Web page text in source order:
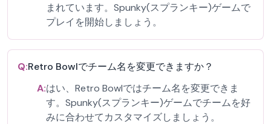
まれています。Spunky(スプランキー)ゲームで
プレイを開始しましょう。
Q:Retro Bowlでチーム名を変更できますか？
A:はい、Retro Bowlではチーム名を変更できま
す。Spunky(スプランキー)ゲームでチームを好
みに合わせてカスタマイズしましょう。